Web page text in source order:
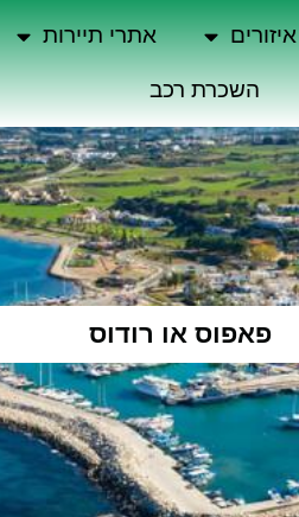
איזורים אתרי תיירות
השכרת רכב
פאפוס או רודוס